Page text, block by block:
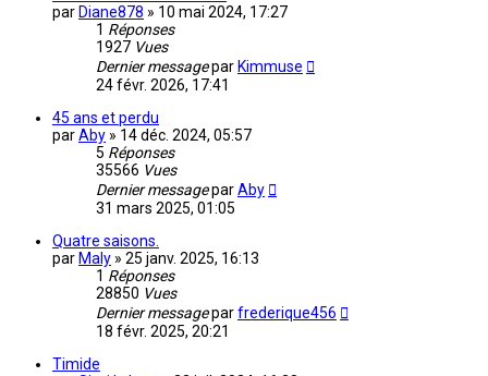
par Diane878 » 10 mai 2024, 17:27
1 Réponses
1927 Vues
Dernier messagepar Kimmuse
24 févr. 2026, 17:41
45 ans et perdu
parAby » 14 déc. 2024, 05:57
5 Réponses
35566 Vues
Dernier messageparAby
31 mars 2025, 01:05
Quatre saisons.
par Maly » 25 janv. 2025, 16:13
1 Réponses
28850 Vues
Dernier messageparfrederique456
18 févr. 2025, 20:21
Timide